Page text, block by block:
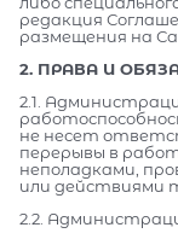
редакция
размещения на
2. ПРАВА И
2.1.
не несет
перерывы в
неполадками,
или действиями
2.2.